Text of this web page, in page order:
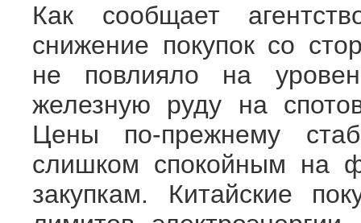
Как сообщает
снижение покупок со
не повлияло на
железную руду на
Цены по-прежнему
слишком спокойным на
закупкам. Китайские